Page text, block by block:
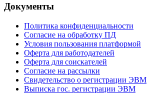
Документы
Политика конфиденциальности
Согласие на обработку ПД
Условия пользования платформой
Оферта для работодателей
Оферта для соискателей
Согласие на рассылки
Свидетельство о регистрации ЭВМ
Выписка гос. регистрации ЭВМ